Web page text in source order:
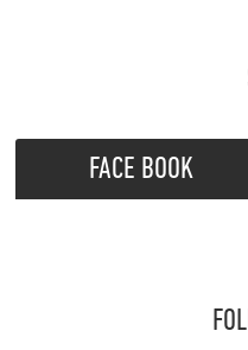
FACE BOOK